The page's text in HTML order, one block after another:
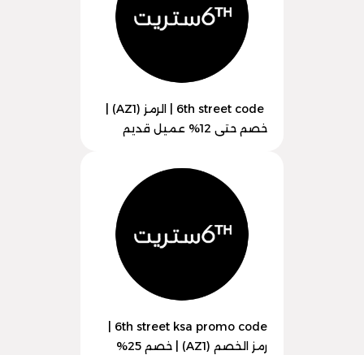
6th street code | الرمز (AZ1) |
خصم حتى 12% عميل قديم
رمز الخصم (AZ1) | خصم 25%